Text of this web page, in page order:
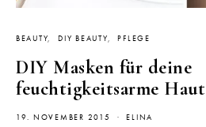
BEAUTY DIY BEAUTY PFLEGE
DIY Masken für deine
feuchtigkeitsarme Haut
19. NOVEMBER 2015 ELINA